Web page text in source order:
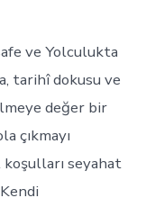
ve Yolculukta
tarihî dokusu ve
değer bir
çıkmayı
seyahat